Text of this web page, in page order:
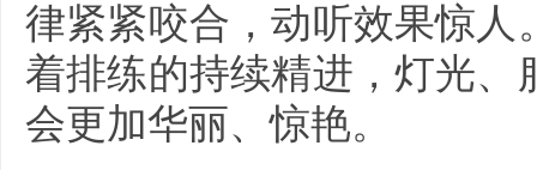
律紧紧咬合，动听效果惊
着排练的持续精进，灯光
会更加华丽、惊艳。